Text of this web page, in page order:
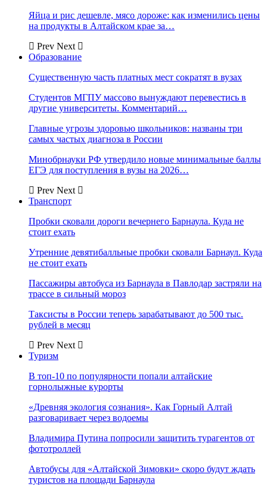
Яйца и рис дешевле, мясо дороже: как изменились цены
на продукты в Алтайском крае за…
Prev Next
Образование
Существенную часть платных мест сократят в вузах
Студентов МГПУ массово вынуждают перевестись в
другие университеты. Комментарий…
Главные угрозы здоровью школьников: названы три
самых частых диагноза в России
Минобрнауки РФ утвердило новые минимальные баллы
ЕГЭ для поступления в вузы на 2026…
Prev Next
Транспорт
Пробки сковали дороги вечернего Барнаула. Куда не
стоит ехать
Утренние девятибалльные пробки сковали Барнаул. Куда
не стоит ехать
Пассажиры автобуса из Барнаула в Павлодар застряли на
трассе в сильный мороз
Таксисты в России теперь зарабатывают до 500 тыс.
рублей в месяц
Prev Next
Туризм
В топ-10 по популярности попали алтайские
горнолыжные курорты
«Древняя экология сознания». Как Горный Алтай
разговаривает через водоемы
Владимира Путина попросили защитить турагентов от
фототроллей
Автобусы для «Алтайской Зимовки» скоро будут ждать
туристов на площади Барнаула